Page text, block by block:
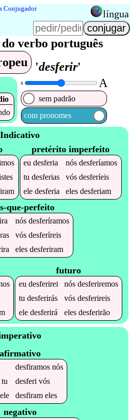
Conjugador língua
verbo português
'desferir'
A A
sem padrão
com pronomes
Indicativo
pretérito imperfeito
eudesferia nósdesferíamos
tudesferias vósdesferíeis
eledesferia elesdesferiam
que-perfeito
nós desferíramos
vós desferíreis
eles desferiram
futuro
eu desferirei nós desferiremos
tu desferirás vós desferireis
ele desferirá eles desferirão
afirmativo
desfiramosnós
desferi vós
ele desfirameles
negativo